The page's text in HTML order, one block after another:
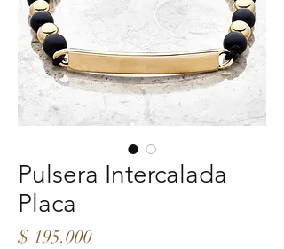
Pulsera Intercalada
Placa
$ 195.000Precio